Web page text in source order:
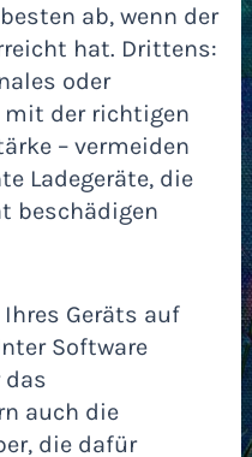
ab, wenn der
hat. Drittens:
oder
mit der richtigen
– vermeiden
Ladegeräte, die
beschädigen
Geräts auf
Software
auch die
die dafür